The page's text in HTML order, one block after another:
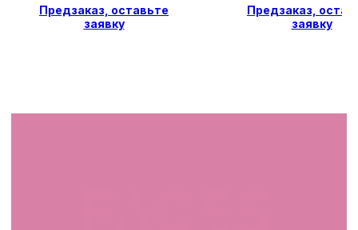
Предзаказ, оставьте
заявку
Предзаказ,
заявку
facescosmet@gmail.com